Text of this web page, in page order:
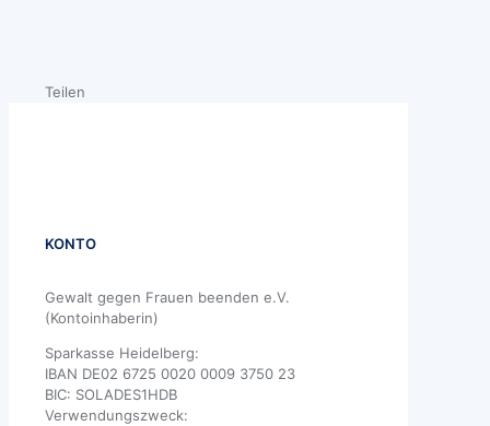
Teilen
KONTO
Gewalt gegen Frauen beenden e.V.
(Kontoinhaberin)
Sparkasse Heidelberg:
IBAN DE02 6725 0020 0009 3750 23
BIC: SOLADES1HDB
Verwendungszweck: